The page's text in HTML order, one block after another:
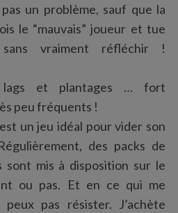
un problème, sauf que la
le “mauvais” joueur et tue
vraiment réfléchir !
lags et plantages … fort
peu fréquents !
un jeu idéal pour vider son
des packs de
mis à disposition sur le
ou pas. Et en ce qui me
pas résister. J’achète